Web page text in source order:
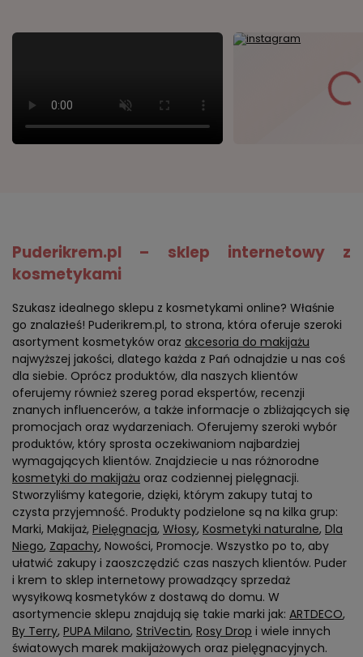
Puderikrem.pl – sklep internetowy z
kosmetykami
Szukasz idealnego sklepu z kosmetykami online? Właśnie
go znalazłeś! Puderikrem.pl, to strona, która oferuje szeroki
asortyment kosmetyków oraz akcesoria do makijażu
najwyższej jakości, dlatego każda z Pań odnajdzie u nas coś
dla siebie. Oprócz produktów, dla naszych klientów
oferujemy również szereg porad ekspertów, recenzji
znanych influencerów, a także informacje o zbliżających się
promocjach oraz wydarzeniach. Oferujemy szeroki wybór
produktów, który sprosta oczekiwaniom najbardziej
wymagających klientów. Znajdziecie u nas różnorodne
kosmetyki do makijażu oraz codziennej pielęgnacji.
Stworzyliśmy kategorie, dzięki, którym zakupy tutaj to
czysta przyjemność. Produkty podzielone są na kilka grup:
Marki, Makijaż, Pielęgnacja, Włosy, Kosmetyki naturalne, Dla
Niego, Zapachy, Nowości, Promocje. Wszystko po to, aby
ułatwić zakupy i zaoszczędzić czas naszych klientów. Puder
i krem to sklep internetowy prowadzący sprzedaż
wysyłkową kosmetyków z dostawą do domu. W
asortymencie sklepu znajdują się takie marki jak: ARTDECO,
By Terry, PUPA Milano, StriVectin, Rosy Drop i wiele innych
światowych marek makijażowych oraz pielęgnacyjnych.